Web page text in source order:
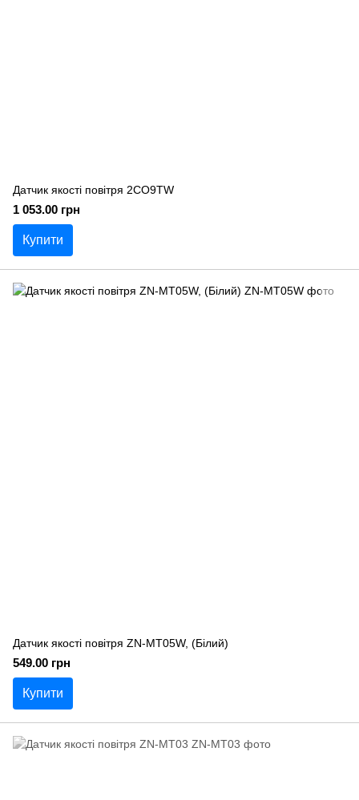
Датчик якості повітря 2CO9TW
1 053.00 грн
Купити
Датчик якості повітря ZN-MT05W, (Білий)
549.00 грн
Купити